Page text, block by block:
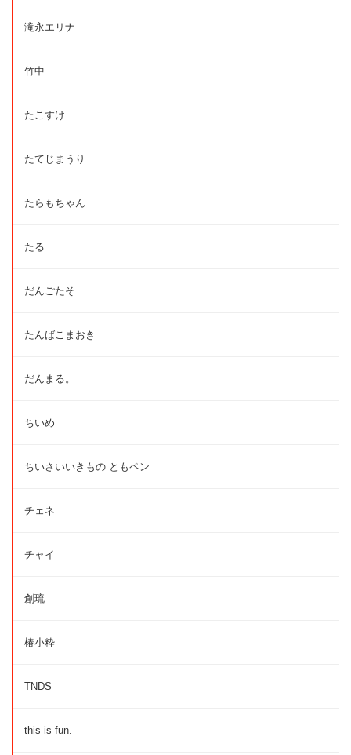
滝永エリナ
竹中
たこすけ
たてじまうり
たらもちゃん
たる
だんごたそ
たんばこまおき
だんまる。
ちいめ
ちいさいいきもの ともペン
チェネ
チャイ
創琉
椿小粋
TNDS
this is fun.